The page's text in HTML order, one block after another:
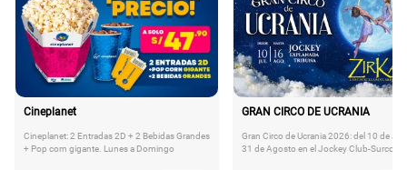
Cineplanet
Cineplanet: 2 Entradas 2D + 2 Bebidas Grandes
+ Pop corn gigante. Lunes a Domingo
GRAN CIRCO DE UCRANIA
Gran Circo de Ucrania 2026: del 10 de
31 de Agosto en el Jockey Club-Surco